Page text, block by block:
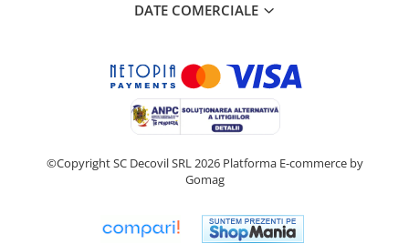
DATE COMERCIALE
©Copyright SC Decovil SRL 2026 Platforma E-commerce by
Gomag